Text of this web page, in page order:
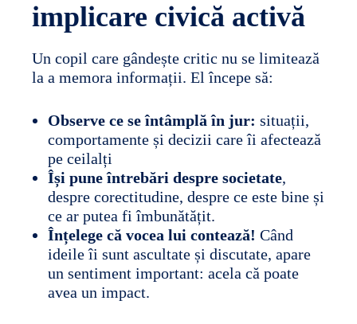
implicare civică activă
Un copil care gândește critic nu se limitează
la a memora informații. El începe să:
Observe ce se întâmplă în jur: situații,
comportamente și decizii care îi afectează
pe ceilalți
Își pune întrebări despre societate,
despre corectitudine, despre ce este bine și
ce ar putea fi îmbunătățit.
Înțelege că vocea lui contează! Când
ideile îi sunt ascultate și discutate, apare
un sentiment important: acela că poate
avea un impact.